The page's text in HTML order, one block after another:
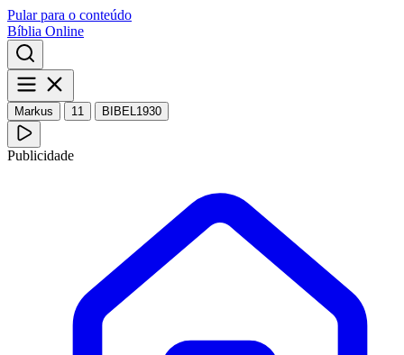
Pular para o conteúdo
Bíblia Online
Markus 11 BIBEL1930
Publicidade